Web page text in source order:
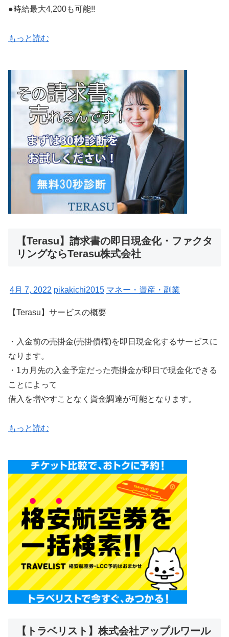
●時給最大4,200も可能!!
もっと読む
【Terasu】請求書の即日現金化・ファクタ
リングならTerasu株式会社
4月 7, 2022 pikakichi2015 マネー・資産・副業
【Terasu】サービスの概要
・入金前の売掛金(売掛債権)を即日現金化するサービスに
なります。
・1カ月先の入金予定だった売掛金が即日で現金化できる
ことによって
借入を増やすことなく資金調達が可能となります。
もっと読む
【トラベリスト】株式会社アップルワール